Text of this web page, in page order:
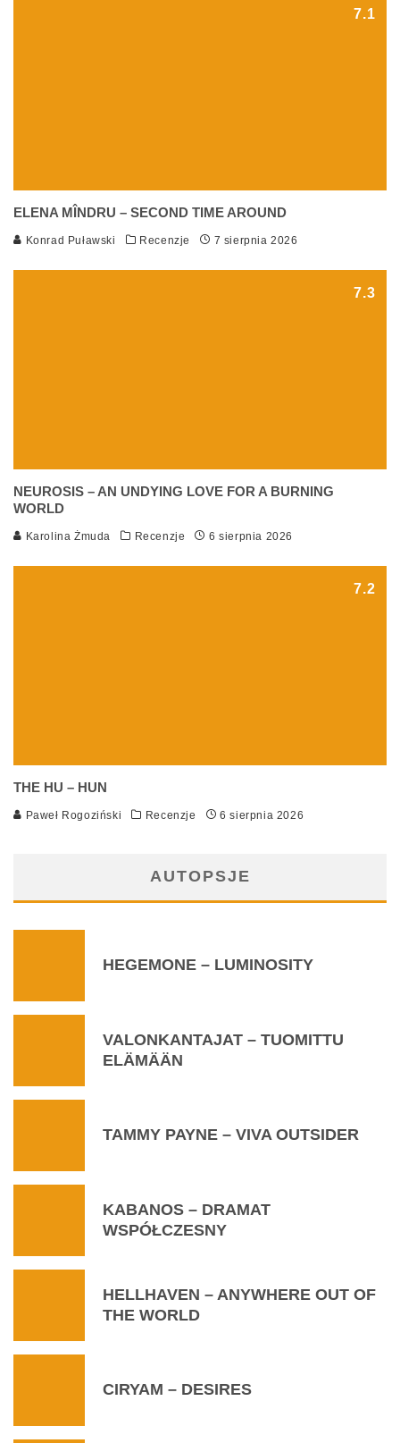
7.1
ELENA MÎNDRU – SECOND TIME AROUND
Konrad Puławski Recenzje 7 sierpnia 2026
7.3
NEUROSIS – AN UNDYING LOVE FOR A BURNING
WORLD
Karolina Żmuda Recenzje 6 sierpnia 2026
7.2
THE HU – HUN
Paweł Rogoziński Recenzje 6 sierpnia 2026
AUTOPSJE
HEGEMONE – LUMINOSITY
VALONKANTAJAT – TUOMITTU
ELÄMÄÄN
TAMMY PAYNE – VIVA OUTSIDER
KABANOS – DRAMAT
WSPÓŁCZESNY
HELLHAVEN – ANYWHERE OUT OF
THE WORLD
CIRYAM – DESIRES